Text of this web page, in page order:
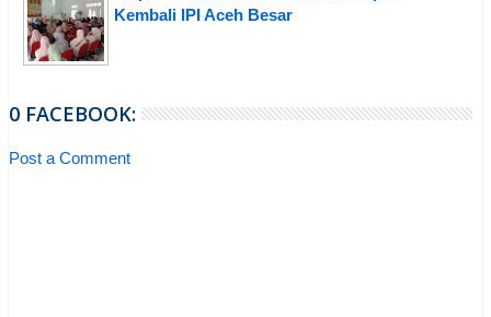
Kembali IPI Aceh Besar
0 FACEBOOK:
Post a Comment